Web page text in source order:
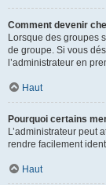
Comment devenir
Lorsque des groupes
de groupe. Si vous
l’administrateur en
Haut
Pourquoi certains
L’administrateur peut
rendre facilement
Haut